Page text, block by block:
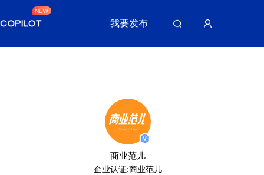
我要发布
商业范儿
企业认证:商业范儿